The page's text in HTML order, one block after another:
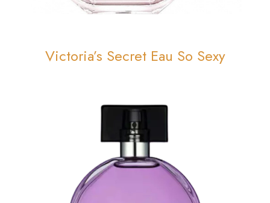
Victoria’s Secret Eau So Sexy